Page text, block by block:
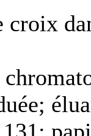
croix